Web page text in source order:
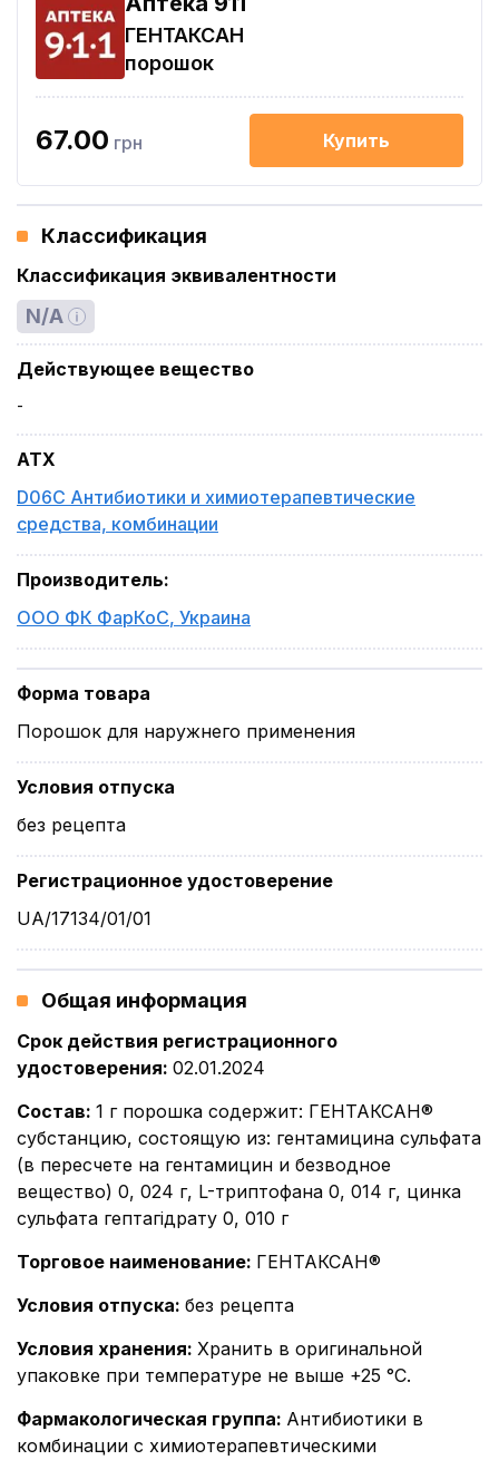
ГЕНТАКСАН
порошок
67.00 грн Купить
Классификация
Классификация эквивалентности
N/A
Действующее вещество
-
ATX
D06C Антибиотики и химиотерапевтические
средства, комбинации
Производитель:
ООО ФК ФарКоС, Украина
Форма товара
Порошок для наружнего применения
Условия отпуска
без рецепта
Регистрационное удостоверение
UA/17134/01/01
Общая информация
Срок действия регистрационного
удостоверения: 02.01.2024
Состав: 1 г порошка содержит: ГЕНТАКСАН®
субстанцию, состоящую из: гентамицина сульфата
(в пересчете на гентамицин и безводное
вещество) 0, 024 г, L-триптофана 0, 014 г, цинка
сульфата гептагідрату 0, 010 г
Торговое наименование: ГЕНТАКСАН®
Условия отпуска: без рецепта
Условия хранения: Хранить в оригинальной
упаковке при температуре не выше +25 °С.
Фармакологическая группа: Антибиотики в
комбинации с химиотерапевтическими